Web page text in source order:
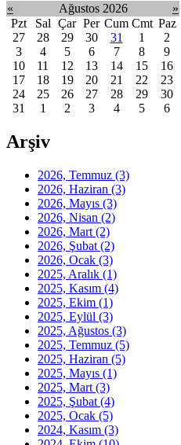
« Ağustos 2026
»
Pzt
Sal Çar Per Cum Cmt Paz
27
28 29 30 31 1
2
3
4 5 6 7 8
9
10
11 12 13 14 15
16
17
18 19 20 21 22
23
24
25 26 27 28 29
30
31
1 2 3 4 5 6
Arşiv
2026, Temmuz (3)
2026, Haziran (3)
2026, Mayıs (3)
2026, Nisan (2)
2026, Mart (2)
2026, Şubat (2)
2026, Ocak (3)
2025, Aralık (1)
2025, Kasım (4)
2025, Ekim (1)
2025, Eylül (3)
2025, Ağustos (3)
2025, Temmuz (5)
2025, Haziran (5)
2025, Mayıs (1)
2025, Mart (3)
2025, Şubat (4)
2025, Ocak (5)
2024, Kasım (3)